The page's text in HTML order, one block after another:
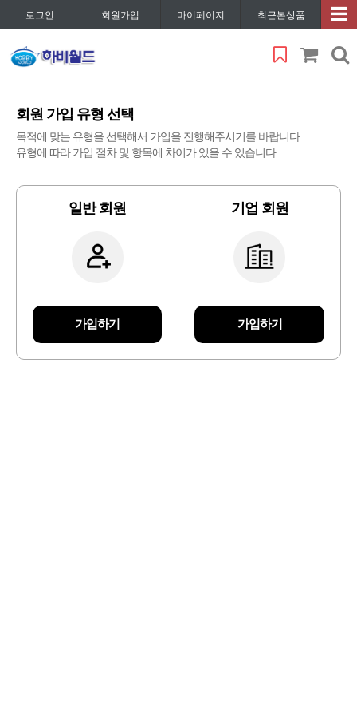
로그인 회원가입 마이페이지 최근본상품
회원 가입 유형 선택
목적에 맞는 유형을 선택해서 가입을 진행해주시기를 바랍니다.
유형에 따라 가입 절차 및 항목에 차이가 있을 수 있습니다.
일반 회원
가입하기
기업 회원
가입하기